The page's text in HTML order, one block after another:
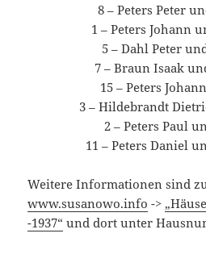
8 – Peters Peter
1 – Peters Johann
5 – Dahl Peter
7 – Braun Isaak
15 – Peters
3 – Hildebrandt
2 – Peters Paul
11 – Peters Daniel
Weitere Informationen sind
www.susanowo.info ->
-1937“ und dort unter